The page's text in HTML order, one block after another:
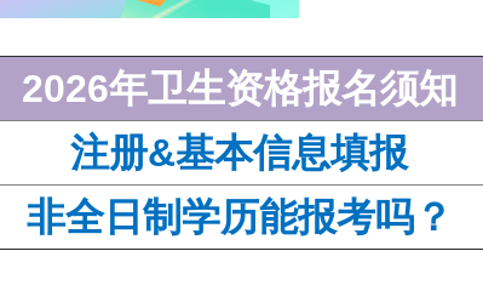
2026年卫生资格报名须知
注册&基本信息填报
非全日制学历能报考吗？